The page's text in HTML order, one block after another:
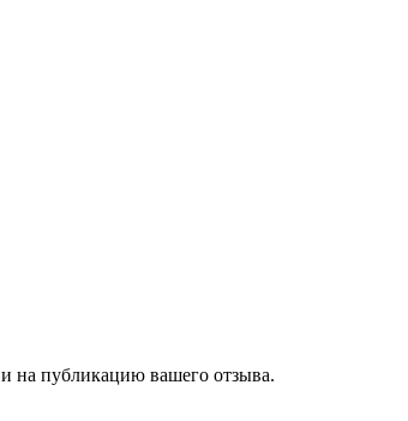
и на публикацию вашего отзыва.